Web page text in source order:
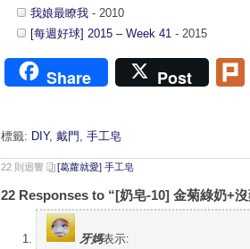
我娘最瞭我 - 2010
[每週好球] 2015 – Week 41 - 2015
Share Post
標籤: DIY, 戴門 , 手工皂
22 則迴響 [葛蘿就愛] 手工皂
22 Responses to “[奶皂-10] 金菊綠奶+
牙媽表示: